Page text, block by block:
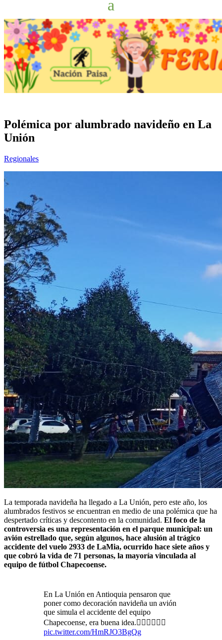
Polémica por alumbrado navideño en La
Unión
Regionales
La temporada navideña ha llegado a La Unión, pero este año, los
alumbrados festivos se encuentran en medio de una polémica que ha
despertado críticas y descontento en la comunidad. El foco de la
controversia es una representación en el parque municipal: un
avión estrellado que, según algunos, hace alusión al trágico
accidente del vuelo 2933 de LaMia, ocurrido hace siete años y
que cobró la vida de 71 personas, la mayoría vinculada al
equipo de fútbol Chapecoense.
En La Unión en Antioquia pensaron que
poner como decoración navideña un avión
que simula el accidente del equipo
Chapecoense, era buena idea.🤦🏻‍♀️🤦🏻‍♀️
pic.twitter.com/HmRJO3BgQg